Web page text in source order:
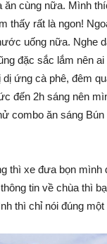
ăn cùng nữa. Mình
thấy rất là ngon!
uống nữa. Nghe
đặc sắc lắm nên
ứng cà phê, đêm
đến 2h sáng nên
combo ăn sáng
thì xe đưa bọn mình
tin về chùa thì
thì chỉ nói đúng